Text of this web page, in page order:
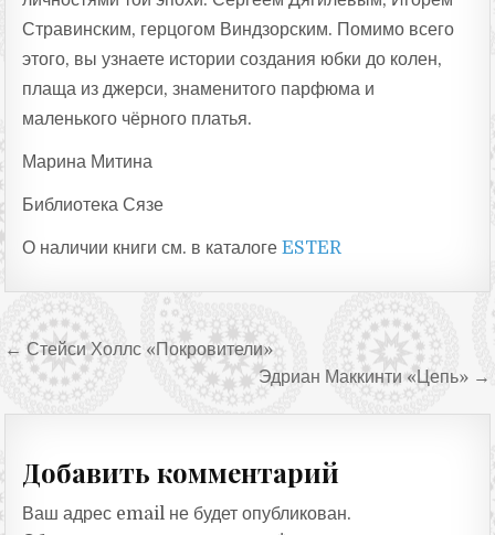
Стравинским, герцогом Виндзорским. Помимо всего
этого, вы узнаете истории создания юбки до колен,
плаща из джерси, знаменитого парфюма и
маленького чёрного платья.
Марина Митина
Библиотека Сязе
О наличии книги см. в каталогеESTER
Навигация по записям
← Стейси Холлс «Покровители»
Эдриан Маккинти «Цепь» →
Добавить комментарий
Ваш адрес email не будет опубликован.